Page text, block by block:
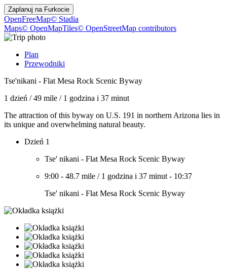
Zaplanuj na Furkocie
OpenFreeMap© Stadia
Maps© OpenMapTiles© OpenStreetMap contributors
Plan
Przewodniki
Tse'nikani - Flat Mesa Rock Scenic Byway
1 dzień /49 mile / 1 godzina i 37 minut
The attraction of this byway on U.S. 191 in northern Arizona lies in
its unique and overwhelming natural beauty.
Dzień 1
Tse' nikani - Flat Mesa Rock Scenic Byway
9:00 - 48.7 mile / 1 godzina i 37 minut - 10:37
Tse' nikani - Flat Mesa Rock Scenic Byway